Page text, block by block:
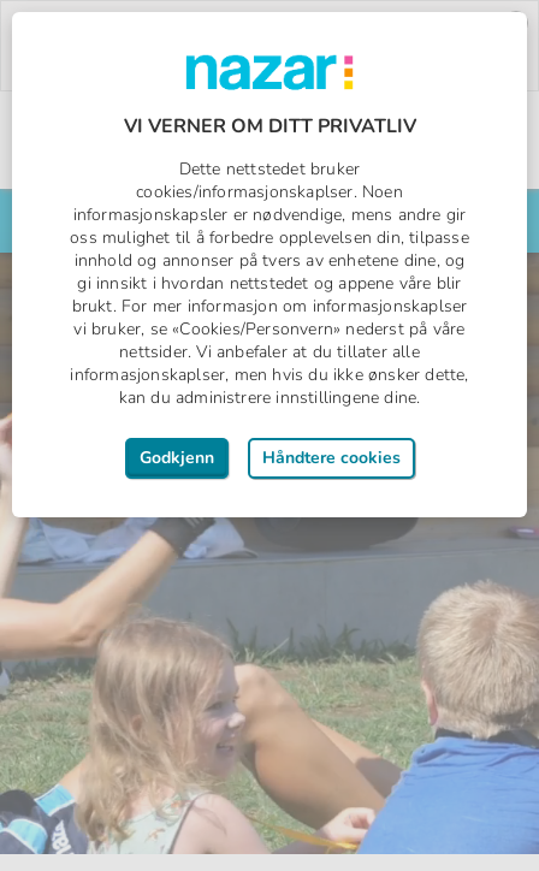
Bruk rabattkoden:PW26.
Nazar logo
Norges All Inclusive-spesialist
Søk din reise her
VI VERNER OM DITT PRIVATLIV
Dette nettstedet bruker
cookies/informasjonskaplser. Noen
informasjonskapsler er nødvendige, mens andre gir
oss mulighet til å forbedre opplevelsen din, tilpasse
innhold og annonser på tvers av enhetene dine, og
gi innsikt i hvordan nettstedet og appene våre blir
brukt. For mer informasjon om informasjonskaplser
vi bruker, se «Cookies/Personvern» nederst på våre
nettsider. Vi anbefaler at du tillater alle
informasjonskaplser, men hvis du ikke ønsker dette,
kan du administrere innstillingene dine.
Godkjenn Håndtere cookies